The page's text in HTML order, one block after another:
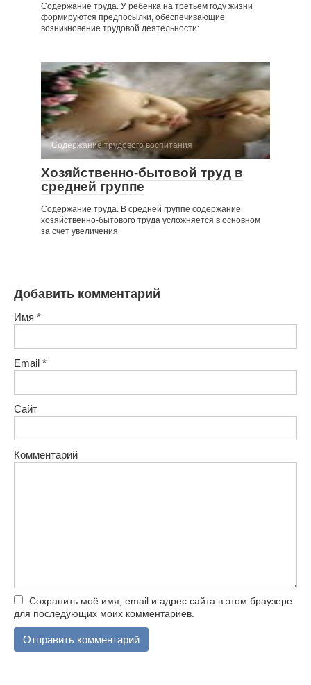
Содержание труда. У ребенка на третьем году жизни
формируются предпосылки, обеспечивающие
возникновение трудовой деятельности:
Содержание трудового воспитания
Хозяйственно-бытовой труд в
средней группе
Содержание труда. В средней группе содержание
хозяйственно-бытового труда усложняется в основном
за счет увеличения
Добавить комментарий
Имя *
Email *
Сайт
Комментарий
Сохранить моё имя, email и адрес сайта в этом браузере
для последующих моих комментариев.